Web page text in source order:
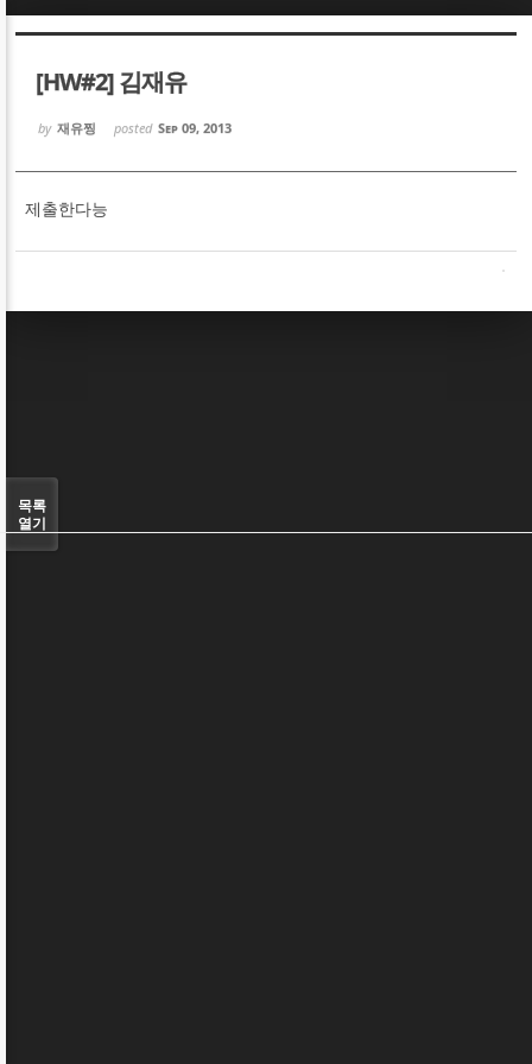
[HW#2] 김재유
by 재유찡 posted Sep 09, 2013
제출한다능
목록
열기
Sketchbook5, 스케치북5
Sketchbook5, 스케치북5
Sketchbook5, 스케치북5
Sketchbook5, 스케치북5